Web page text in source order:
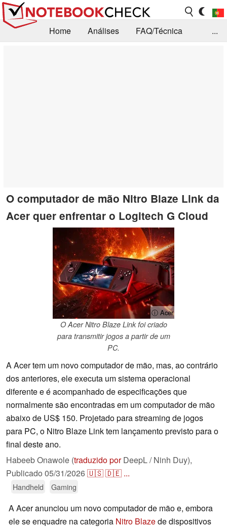
Home Análises
FAQ/Técnica
...
O computador de mão Nitro Blaze Link da
Acer quer enfrentar o Logitech G Cloud
ⓘ Acer
O Acer Nitro Blaze Link foi criado
para transmitir jogos a partir de um
PC.
A Acer tem um novo computador de mão, mas, ao contrário
dos anteriores, ele executa um sistema operacional
diferente e é acompanhado de especificações que
normalmente são encontradas em um computador de mão
abaixo de US$ 150. Projetado para streaming de jogos
para PC, o Nitro Blaze Link tem lançamento previsto para o
final deste ano.
Habeeb Onawole (traduzido porDeepL / Ninh Duy),
Publicado 05/31/2026🇺🇸🇩🇪 ...
Handheld Gaming
A Acer anunciou um novo computador de mão e, embora
ele se enquadre na categoria Nitro Blazede dispositivos